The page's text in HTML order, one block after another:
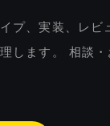
プ、実装、レ
します。 相談